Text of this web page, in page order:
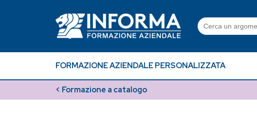
Search
for:
FORMAZIONE AZIENDALE PERSONALIZZATA
< Formazione a catalogo